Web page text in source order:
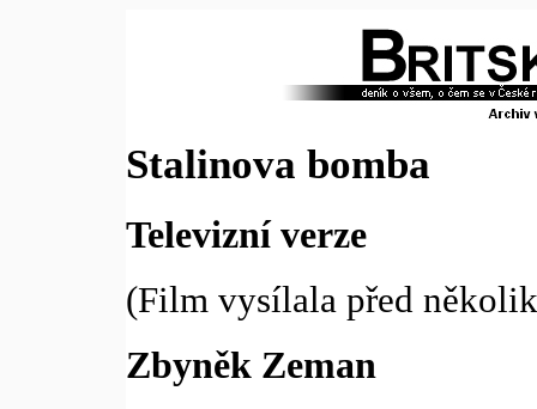
Stalinova bomba
Televizní verze
(Film vysílala před
Zbyněk Zeman